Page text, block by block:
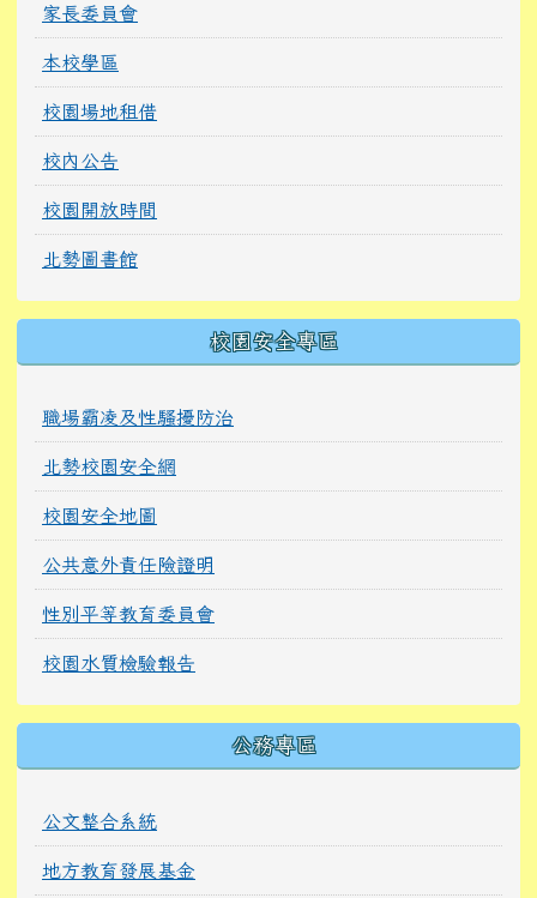
家長委員會
本校學區
校園場地租借
校內公告
校園開放時間
北勢圖書館
校園安全專區
職場霸凌及性騷擾防治
北勢校園安全網
校園安全地圖
公共意外責任險證明
性別平等教育委員會
校園水質檢驗報告
公務專區
公文整合系統
地方教育發展基金